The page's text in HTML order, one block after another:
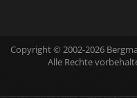
Copyright © 2002-2026
Alle Rechte